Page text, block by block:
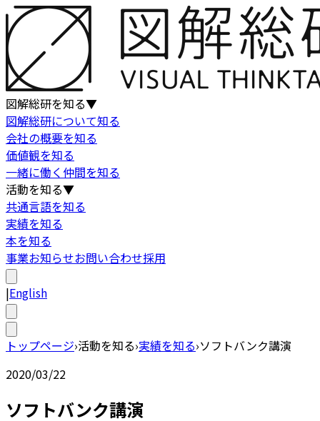
図解総研を知る▼
図解総研について知る
会社の概要を知る
価値観を知る
一緒に働く仲間を知る
活動を知る▼
共通言語を知る
実績を知る
本を知る
事業お知らせお問い合わせ採用
|English
トップページ›活動を知る›実績を知る›ソフトバンク講演
2020/03/22
ソフトバンク講演